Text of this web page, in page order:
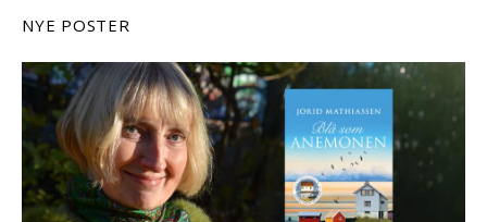
NYE POSTER